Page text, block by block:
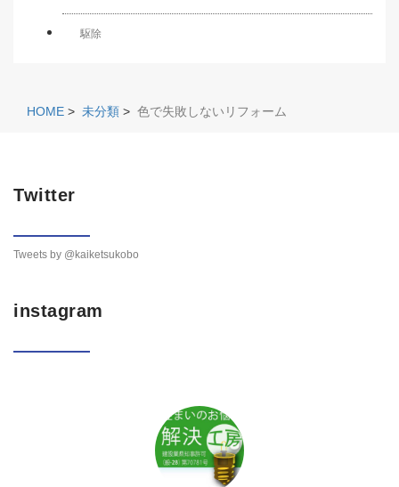
駆除
HOME > 未分類 > 色で失敗しないリフォーム
Twitter
Tweets by @kaiketsukobo
instagram